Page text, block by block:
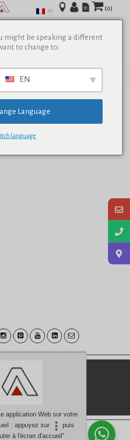
(0)
FR
might be speaking a different
to change to:
EN
Language
language
d'aide?discutez avec nous
application Web sur votre
: appuyez sur
puis
à l'écran d'accueil"